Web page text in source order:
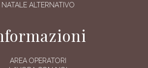
NATALE ALTERNATIVO
AREA OPERATORI